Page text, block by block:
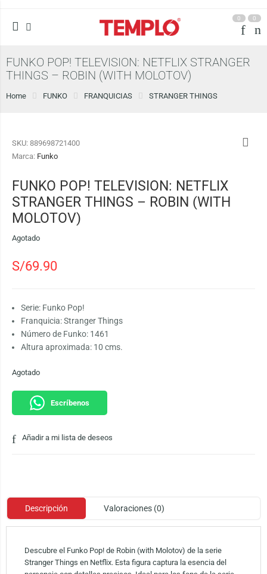
0 0
FUNKO POP! TELEVISION: NETFLIX STRANGER
THINGS – ROBIN (WITH MOLOTOV)
Home FUNKO FRANQUICIAS STRANGER THINGS
SKU: 889698721400
Marca: Funko
FUNKO POP! TELEVISION: NETFLIX
STRANGER THINGS – ROBIN (WITH
MOLOTOV)
Agotado
S/69.90
Serie: Funko Pop!
Franquicia: Stranger Things
Número de Funko: 1461
Altura aproximada: 10 cms.
Agotado
Escríbenos
Añadir a mi lista de deseos
Descripción Valoraciones (0)
Descubre el Funko Pop! de Robin (with Molotov) de la serie
Stranger Things en Netflix. Esta figura captura la esencia del